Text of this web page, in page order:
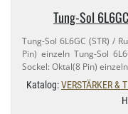
Tung-​Sol
Tung-​Sol 6L6GC (STR) /
Pin) einzeln Tung-​Sol
Sockel: Oktal(8 Pin) einzeln
Katalog:VERSTÄRKER